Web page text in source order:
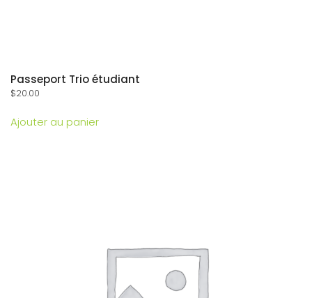
Passeport Trio étudiant
$20.00
Ajouter au panier